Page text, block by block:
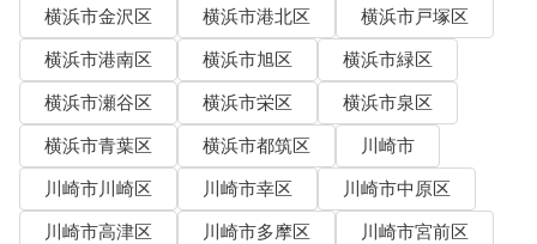
横浜市金沢区
横浜市港北区
横浜市戸塚区
横浜市港南区
横浜市旭区
横浜市緑区
横浜市瀬谷区
横浜市栄区
横浜市泉区
横浜市青葉区
横浜市都筑区
川崎市
川崎市川崎区
川崎市幸区
川崎市中原区
川崎市高津区
川崎市多摩区
川崎市宮前区